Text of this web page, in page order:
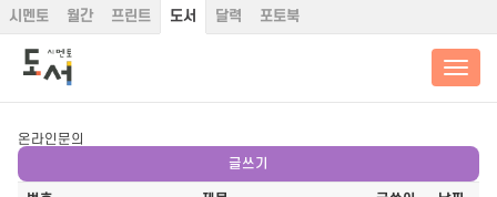
시멘토 월간 프린트 도서 달력 포토북
온라인문의
글쓰기